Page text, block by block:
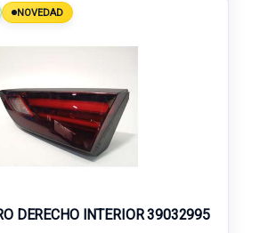
NOVEDAD
DERECHO INTERIOR 39032995